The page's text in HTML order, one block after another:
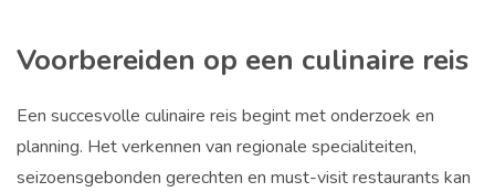
Voorbereiden op een culinaire reis
Een succesvolle culinaire reis begint met onderzoek en
planning. Het verkennen van regionale specialiteiten,
seizoensgebonden gerechten en must-visit restaurants kan